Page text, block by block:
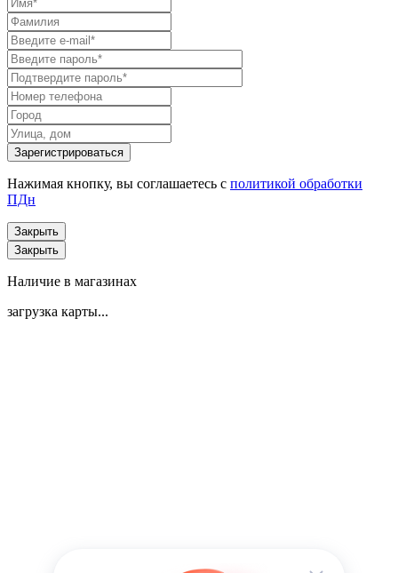
Нажимая кнопку, вы соглашаетесь с политикой обработки
ПДн
Закрыть
Закрыть
Наличие в магазинах
загрузка карты...